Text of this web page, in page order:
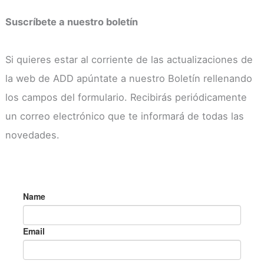
Suscríbete a nuestro boletín
Si quieres estar al corriente de las actualizaciones de
la web de ADD apúntate a nuestro Boletín rellenando
los campos del formulario. Recibirás periódicamente
un correo electrónico que te informará de todas las
novedades.